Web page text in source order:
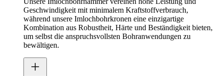
Geschwindigkeit mit minimalem Kraftstoffverbrauch,
während unsere Imlochbohrkronen eine einzigartige
Kombination aus Robustheit, Härte und Beständigkeit bieten,
um selbst die anspruchsvollsten Bohranwendungen zu
bewältigen.